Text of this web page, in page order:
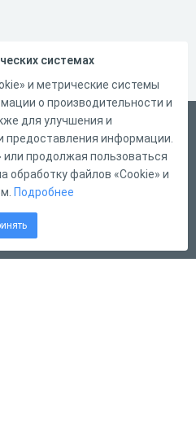
системах
и метрические системы
о производительности и
для улучшения и
предоставления информации.
продолжая пользоваться
обработку файлов «Cookie» и
Подробнее